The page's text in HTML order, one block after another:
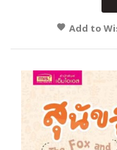
Add to